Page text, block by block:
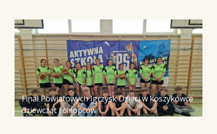
Finał Powiatowych Igrzysk Dzieci w koszykówce
dziewcząt i chłopców